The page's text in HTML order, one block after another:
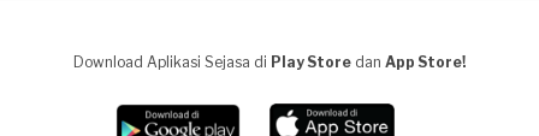
Download Aplikasi Sejasa di Play Store dan App Store!